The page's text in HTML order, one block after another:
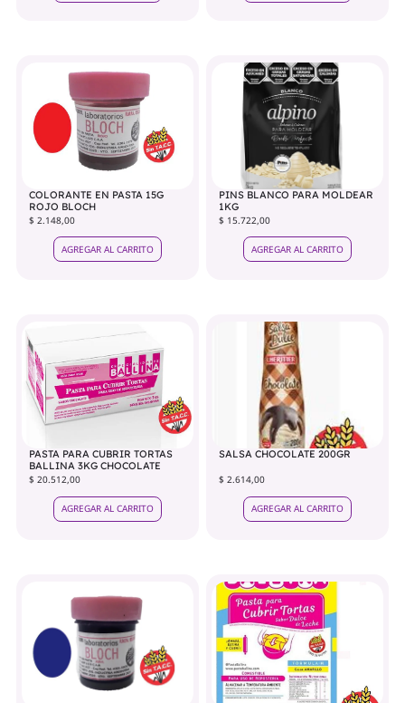
COLORANTE EN PASTA 15G
ROJO BLOCH
$ 2.148,00
AGREGAR AL CARRITO
PINS BLANCO PARA MOLDEAR
1KG
$ 15.722,00
AGREGAR AL CARRITO
PASTA PARA CUBRIR TORTAS
BALLINA 3KG CHOCOLATE
$ 20.512,00
AGREGAR AL CARRITO
SALSA CHOCOLATE 200GR
$ 2.614,00
AGREGAR AL CARRITO